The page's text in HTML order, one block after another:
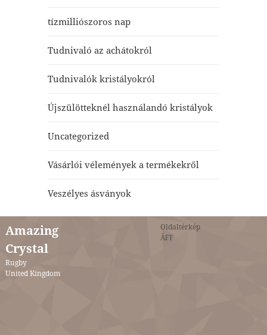
tízmilliószoros nap
Tudnivaló az achátokról
Tudnivalók kristályokról
Újszülötteknél használandó kristályok
Uncategorized
Vásárlói vélemények a termékekről
Veszélyes ásványok
Amazing
Crystal
Rugby
United Kingdom
Oldaltérkép
ÁFF